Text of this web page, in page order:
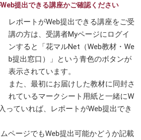
提出できる講座かご確認ください
レポートがWeb提出できる講座をご受
講の方は、受講者Myページにログイ
ンすると「花マルNet（Web教材・We
b提出窓口）」という青色のボタンが
表示されています。
また、最初にお届けした教材に同封さ
れているマークシート用紙と一緒にW
っていれば、レポートがWeb提出でき
ページでもWeb提出可能かどうか記載